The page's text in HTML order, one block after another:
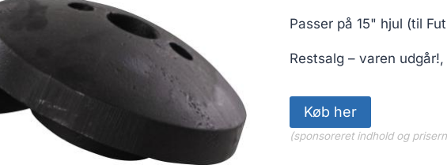
Passer på 15" hjul (til
Restsalg – varen
Køb her
(sponsoreret indhold og